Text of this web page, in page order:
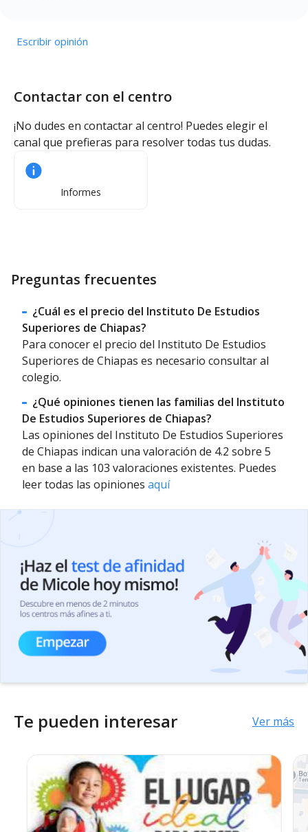
Escribir opinión
Contactar con el centro
¡No dudes en contactar al centro! Puedes elegir el
canal que prefieras para resolver todas tus dudas.
Informes
Preguntas frecuentes
¿Cuál es el precio del Instituto De Estudios
Superiores de Chiapas?
Para conocer el precio del Instituto De Estudios
Superiores de Chiapas es necesario consultar al
colegio.
¿Qué opiniones tienen las familias del Instituto
De Estudios Superiores de Chiapas?
Las opiniones del Instituto De Estudios Superiores
de Chiapas indican una valoración de 4.2 sobre 5
en base a las 103 valoraciones existentes. Puedes
leer todas las opiniones aquí
Te pueden interesar Ver más